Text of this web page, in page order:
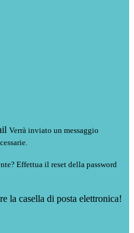
Verrà inviato un messaggio
Effettua il reset della password
la casella di posta elettronica!